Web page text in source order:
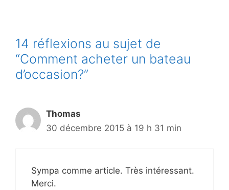
14 réflexions au sujet de
“Comment acheter un bateau
d’occasion?”
Thomas
30 décembre 2015 à 19 h 31 min
Sympa comme article. Très intéressant.
Merci.